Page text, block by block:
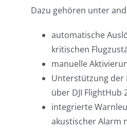
Dazu gehören unter
automatische
kritischen
manuelle
Unterstützung der
über DJI FlightHub
integrierte
akustischer Alarm